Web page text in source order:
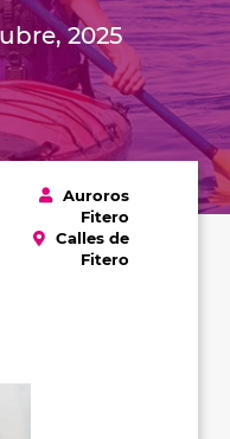
2025
Auroros
Fitero
Calles de
Fitero